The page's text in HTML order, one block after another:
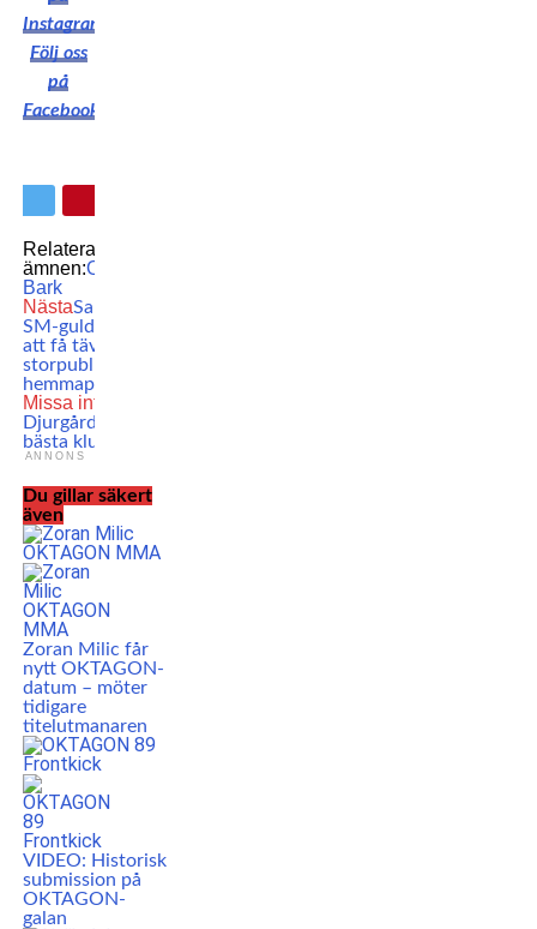
Instagram
Följ oss
på
Facebook
Relaterade
ämnen:OKTAGON
Bark
NästaSalman Millberg om
SM-guldet, framtiden och
att få tävla inför
storpubliken på
hemmaplan
Missa inte
Djurgården – sju guld och
bästa klubb på Gripen Cup
ANNONS
Du gillar säkert
även
Zoran Milic får
nytt OKTAGON-
datum – möter
tidigare
titelutmanaren
VIDEO: Historisk
submission på
OKTAGON-
galan